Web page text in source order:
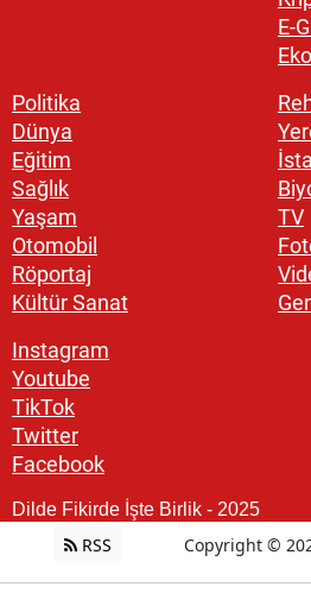
E-
Politika
Dünya
Eğitim
Sağlık
Yaşam
Otomobil
Röportaj
Kültür Sanat
TV
Instagram
Youtube
TikTok
Twitter
Facebook
Dilde Fikirde İşte Birlik - 2025
RSS Copyright ©